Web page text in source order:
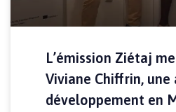
L’émission Ziétaj
Viviane Chiffrin, une
développement en